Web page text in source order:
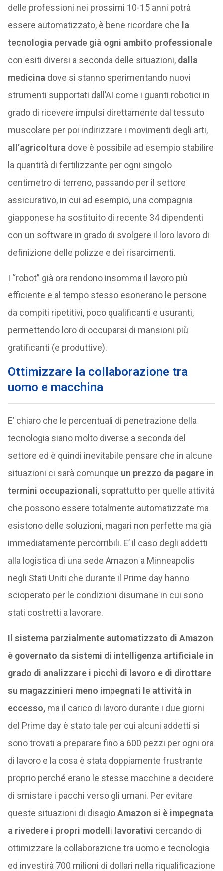
delle professioni nei prossimi 10-15 anni potrà
essere automatizzato, è bene ricordare che la
tecnologia pervade già ogni ambito professionale
con esiti diversi a seconda delle situazioni,dalla
medicina dove si stanno sperimentando nuovi
strumenti supportati dall’AI come i guanti robotici in
grado di ricevere impulsi direttamente dal tessuto
muscolare per poi indirizzare i movimenti degli arti,
all’agricoltura dove è possibile ad esempio stabilire
la quantità di fertilizzante per ogni singolo
centimetro di terreno, passando per il settore
assicurativo, in cui ad esempio, una compagnia
giapponese ha sostituito di recente 34 dipendenti
con un software in grado di svolgere il loro lavoro di
definizione delle polizze e dei risarcimenti.
I “robot” già ora rendono insomma il lavoro più
efficiente e al tempo stesso esonerano le persone
da compiti ripetitivi, poco qualificanti e usuranti,
permettendo loro di occuparsi di mansioni più
gratificanti (e produttive).
Ottimizzare la collaborazione tra
uomo e macchina
E’ chiaro che le percentuali di penetrazione della
tecnologia siano molto diverse a seconda del
settore ed è quindi inevitabile pensare che in alcune
situazioni ci sarà comunque un prezzo da pagare in
termini occupazionali, soprattutto per quelle attività
che possono essere totalmente automatizzate ma
esistono delle soluzioni, magari non perfette ma già
immediatamente percorribili. E’ il caso degli addetti
alla logistica di una sede Amazon a Minneapolis
negli Stati Uniti che durante il Prime day hanno
scioperato per le condizioni disumane in cui sono
stati costretti a lavorare.
Il sistema parzialmente automatizzato di Amazon
è governato da sistemi di intelligenza artificiale in
grado di analizzare i picchi di lavoro e di dirottare
su magazzinieri meno impegnati le attività in
eccesso,ma il carico di lavoro durante i due giorni
del Prime day è stato tale per cui alcuni addetti si
sono trovati a preparare fino a 600 pezzi per ogni ora
di lavoro e la cosa è stata doppiamente frustrante
proprio perché erano le stesse macchine a decidere
di smistare i pacchi verso gli umani. Per evitare
queste situazioni di disagioAmazon si è impegnata
a rivedere i propri modelli lavorativi cercando di
ottimizzare la collaborazione tra uomo e tecnologia
ed investirà 700 milioni di dollari nella riqualificazione